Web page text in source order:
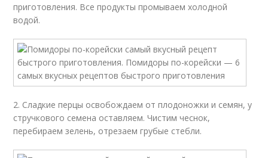
приготовления. Все продукты промываем холодной
водой.
2. Сладкие перцы освобождаем от плодоножки и семян, у
стручкового семена оставляем. Чистим чеснок,
перебираем зелень, отрезаем грубые стебли.